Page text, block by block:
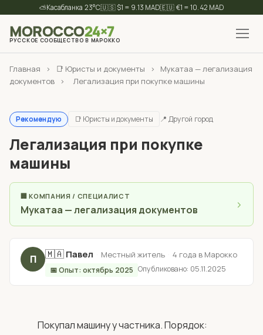
⛅ 23°C🇺🇸 $1 = 9.13 MAD🇪🇺 €1 = 10.42 MAD
MOROCCO24×7
РУССКОЕ СООБЩЕСТВО В МАРОККО
Найти ✕
Главная › 📑 Юристы и документы ›
Мукатаа — легализация
документов
› Легализация при покупке машины
Рекомендую 📑 Юристы и документы 📍 Другой город
Легализация при покупке
машины
🏢 КОМПАНИЯ / СПЕЦИАЛИСТ
Мукатаа — легализация документов ›
П 🇲🇦 Павел Местный житель 4 года в Марокко
📅 Опыт: октябрь 2025 Опубликовано: 05.11.2025